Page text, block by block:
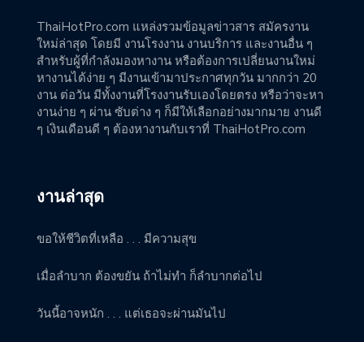
ThaiHotPro.com แหล่งรวมข้อมูลข่าวสาร สมัครงาน
ใหม่ล่าสุด โดยมี งานโรงงาน งานบริการ และงานอื่น ๆ
สำหรับผู้ที่กำลังมองหางาน หรือต้องการเปลี่ยนงานใหม่
หางานได้ง่าย ๆ มีงานเข้ามาประกาศทุกวัน มากกว่า 20
งาน ต่อวัน มีทั้งงานที่โรงงานรับเองโดยตรง หรือว่าจะหา
งานง่าย ๆ ผ่าน ซับต่าง ๆ ก็มีให้เลือกอย่างมากมาย งานดี
ๆ เงินเดือนดี ๆ ต้องหางานกับเราที่ ThaiHotPro.com
งานล่าสุด
ขอให้ชีวิตที่เหลือ . . . มีความสุข
เมื่อลำบาก ต้องขยัน ถ้าไม่ทำ ก็ลำบากต่อไป
วันนี้อาจหนัก . . . แต่เธอจะผ่านมันไป